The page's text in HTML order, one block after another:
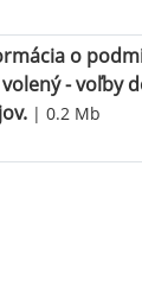
o
- voľby
| 0.2 Mb